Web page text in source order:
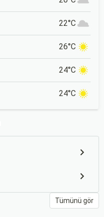
22°C
26°C
24°C
24°C
Tümünü gör